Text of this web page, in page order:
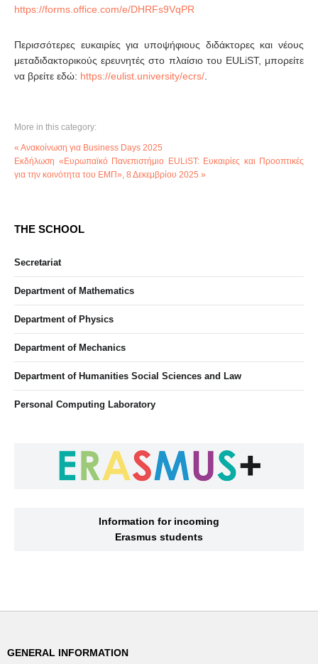
https://forms.office.com/e/DHRFs9VqPR
Περισσότερες ευκαιρίες για υποψήφιους διδάκτορες και νέους
μεταδιδακτορικούς ερευνητές στο πλαίσιο του EULiST, μπορείτε
να βρείτε εδώ: https://eulist.university/ecrs/
More in this category:
« Ανακοίνωση για Business Days 2025
Εκδήλωση «Ευρωπαϊκό Πανεπιστήμιο EULiST: Ευκαιρίες και Προοπτικές
για την κοινότητα του ΕΜΠ», 8 Δεκεμβρίου 2025 »
THE SCHOOL
Secretariat
Department of Mathematics
Department of Physics
Department of Mechanics
Department of Humanities Social Sciences and Law
Personal Computing Laboratory
Information for incoming
Erasmus students
GENERAL INFORMATION